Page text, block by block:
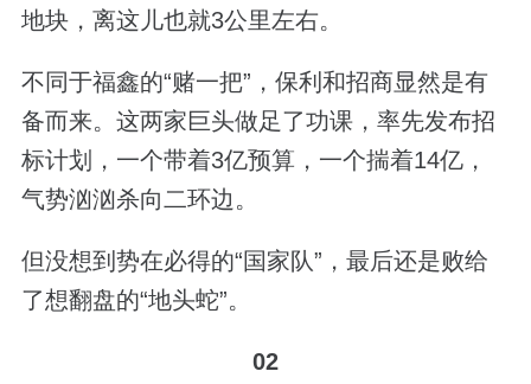
地块，离这儿也就3公里左右。
不同于福鑫的“赌一把”，保利和招商显然是有
备而来。这两家巨头做足了功课，率先发布招
标计划，一个带着3亿预算，一个揣着14亿，
气势汹汹杀向二环边。
但没想到势在必得的“国家队”，最后还是败给
了想翻盘的“地头蛇”。
02